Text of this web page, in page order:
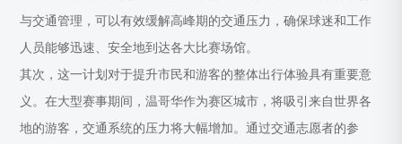
与交通管理，可以有效缓解高峰期的交通压力，确保球迷和工作
人员能够迅速、安全地到达各大比赛场馆。
其次，这一计划对于提升市民和游客的整体出行体验具有重要意
义。在大型赛事期间，温哥华作为赛区城市，将吸引来自世界各
地的游客，交通系统的压力将大幅增加。通过交通志愿者的参